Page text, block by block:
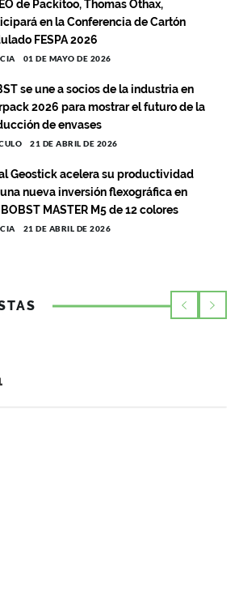
de Packitoo, Thomas Othax,
en la Conferencia de Cartón
FESPA 2026
01 DE MAYO DE 2026
se une a socios de la industria en
2026 para mostrar el futuro de la
de envases
21 DE ABRIL DE 2026
Geostick acelera su productividad
nueva inversión flexográfica en
MASTER M5 de 12 colores
21 DE ABRIL DE 2026